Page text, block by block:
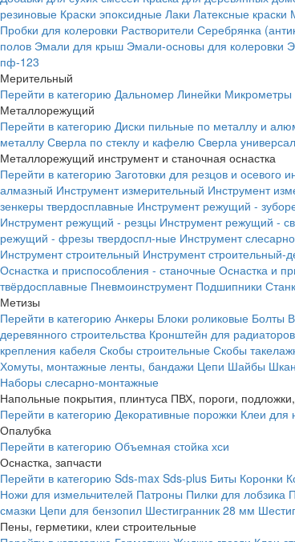
резиновые Краски эпоксидные Лаки Латексные краски
Пробки для колеровки Растворители Серебрянка
полов Эмали для крыш Эмали-основы для колеровки
пф-123
Мерительный
Перейти в категорию Дальномер Линейки Микрометры
Металлорежущий
Перейти в категорию Диски пильные по металлу и
металлу Сверла по стеклу и кафелю Сверла
Металлорежущий инструмент и станочная оснастка
Перейти в категорию Заготовки для резцов и осевого
алмазный Инструмент измерительный Инструмент
зенкеры твердосплавные Инструмент режущий -
Инструмент режущий - резцы Инструмент режущий -
режущий - фрезы твердоспл-ные Инструмент
Инструмент строительный Инструмент строительный-
Оснастка и приспособления - станочные Оснастка и
твёрдосплавные Пневмоинструмент Подшипники
Метизы
Перейти в категорию Анкеры Блоки роликовые Болты
деревянного строительства Кронштейн для радиаторов
крепления кабеля Скобы строительные Скобы
Хомуты, монтажные ленты, бандажи Цепи Шайбы
Наборы слесарно-монтажные
Напольные покрытия, плинтуса ПВХ, пороги,
Перейти в категорию Декоративные порожки Клеи для
Опалубка
Перейти в категорию Объемная стойка хси
Оснастка, запчасти
Перейти в категорию Sds-max Sds-plus Биты Коронки
Ножи для измельчителей Патроны Пилки для лобзика
смазки Цепи для бензопил Шестигранник 28 мм
Пены, герметики, клеи строительные